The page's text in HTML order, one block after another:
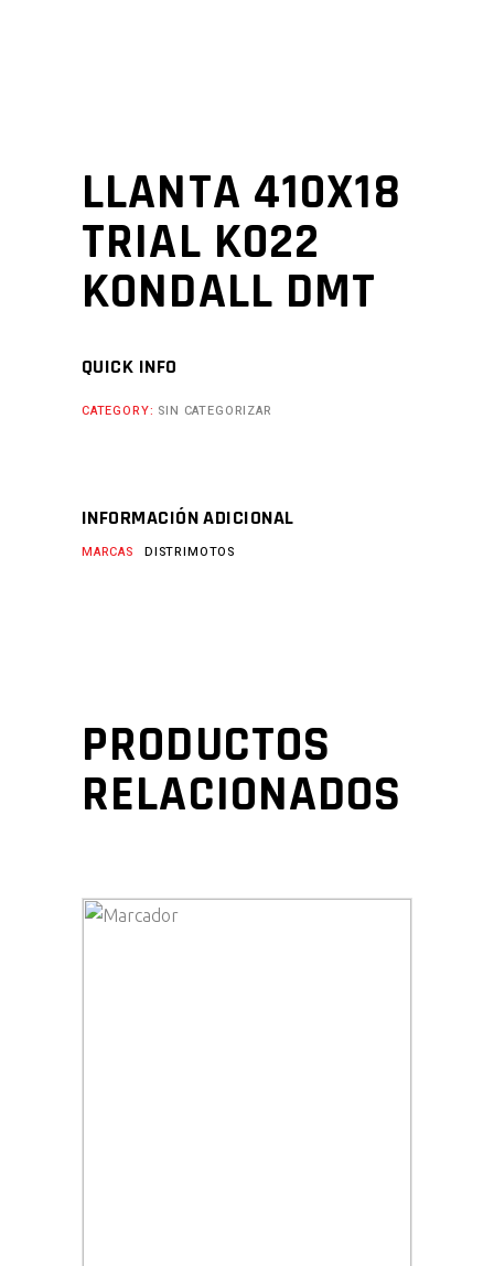
LLANTA 410X18
TRIAL K022
KONDALL DMT
QUICK INFO
CATEGORY: SIN CATEGORIZAR
INFORMACIÓN ADICIONAL
MARCAS DISTRIMOTOS
PRODUCTOS
RELACIONADOS